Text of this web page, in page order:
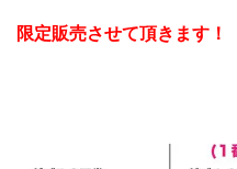
限定販売させて頂きます！